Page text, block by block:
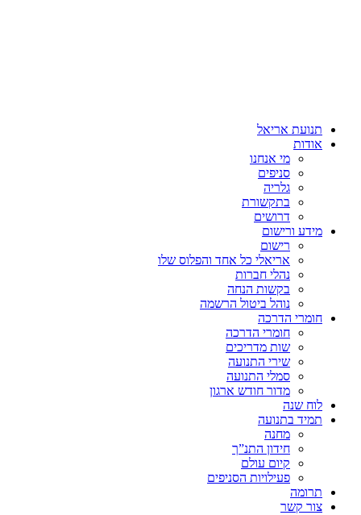
תנועת אריאל
אודות
מי אנחנו
סניפים
גלריה
בתקשורת
דרושים
מידע ורישום
רישום
אריאלי כל אחד והפלוס שלו
נהלי חברות
בקשות הנחה
נוהל ביטול הרשמה
חומרי הדרכה
חומרי הדרכה
שות מדריכים
שירי התנועה
סמלי התנועה
מדור חודש ארגון
לוח שנה
תמיד בתנועה
מחנה
חידון התנ”ך
קיום עולם
פעילויות הסניפים
תרומה
צור קשר